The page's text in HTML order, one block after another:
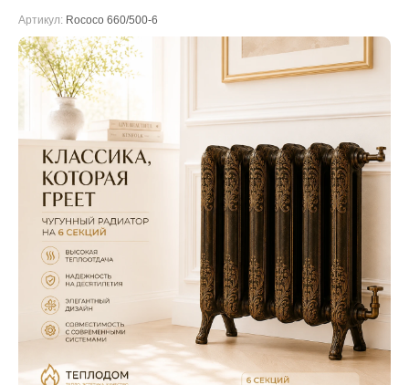
Артикул: Rococo 660/500-6